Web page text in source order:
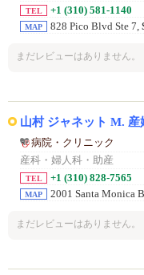
TEL +1 (310) 581-1140
MAP 828 Pico Blvd Ste 7,
まだレビューはありません。
山村 ジャネット M. 産
病院・クリニック
産科・婦人科・助産
TEL +1 (310) 828-7565
MAP 2001 Santa Monica
まだレビューはありません。